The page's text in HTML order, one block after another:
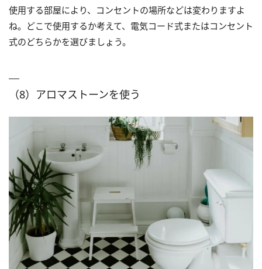
使用する部屋により、コンセントの場所などは変わりますよ
ね。どこで使用するか考えて、電気コード式またはコンセント
式のどちらかを選びましょう。
（8）アロマストーンを使う